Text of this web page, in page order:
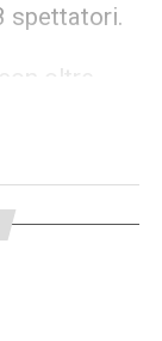
spettatori.
con oltre
244.532
fin